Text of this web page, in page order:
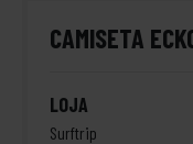
CAMISETA
LOJA
Surftrip